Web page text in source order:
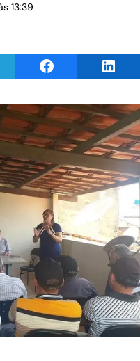
13:39
on TelegramShare on Facebook